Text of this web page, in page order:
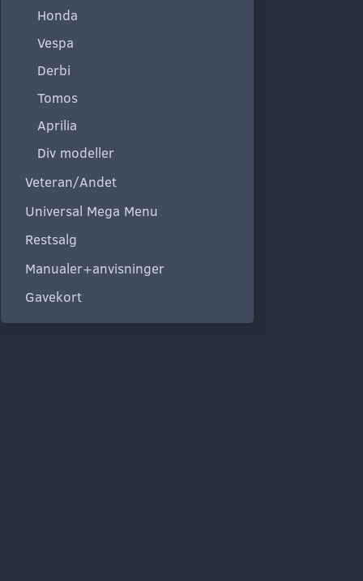
Honda
Vespa
Derbi
Tomos
Aprilia
Div modeller
Veteran/Andet
Universal Mega Menu
Restsalg
Manualer+anvisninger
Gavekort